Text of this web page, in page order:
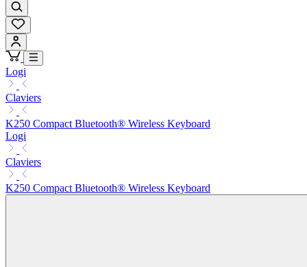
Logi
Claviers
K250 Compact Bluetooth® Wireless Keyboard
Logi
Claviers
K250 Compact Bluetooth® Wireless Keyboard